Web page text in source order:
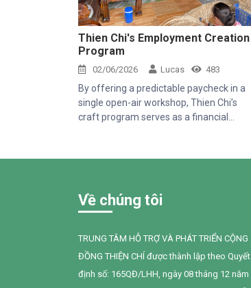
Thien Chi's Employment Creation
Program
02/06/2026 Lucas 483
By offering a predictable paycheck in a
single open-air workshop, Thien Chi’s
craft program serves as a financial
market.
Về chúng tôi
TRUNG TÂM HỖ TRỢ VÀ PHÁT TRIỂN CỘNG
ĐỒNG THIỆN CHÍ được thành lập theo Quyết
định số: 165QĐ/LHH, ngày 08 tháng 12 năm